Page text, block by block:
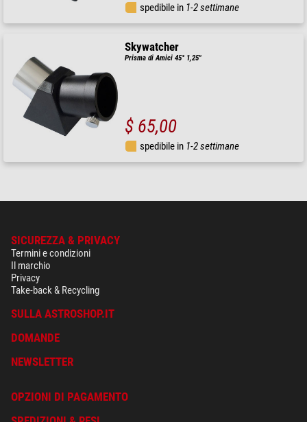
spedibile in 1-2 settimane
Skywatcher
Prisma di Amici 45° 1,25"
$ 65,00
spedibile in 1-2 settimane
SICUREZZA & PRIVACY
Termini e condizioni
Il marchio
Privacy
Take-back & Recycling
SULLA ASTROSHOP.IT
DOMANDE
NEWSLETTER
OPZIONI DI PAGAMENTO